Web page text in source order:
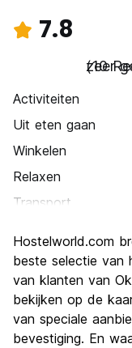
7.8
zeer
(10
Activiteiten
Uit eten gaan
Winkelen
Relaxen
Transport
Cultuur
Uitgaan
Waarde voor uw
Hostelworld.com
beste selectie van
van klanten van
bekijken op de
van speciale
bevestiging. En